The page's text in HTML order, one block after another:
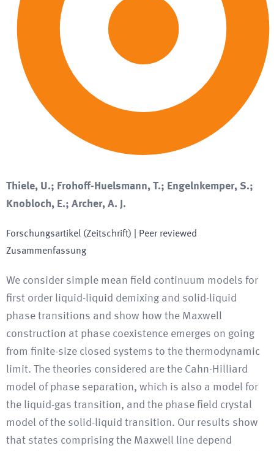
Thiele, U.; Frohoff-Huelsmann, T.; Engelnkemper, S.;
Knobloch, E.; Archer, A. J.
Forschungsartikel (Zeitschrift) | Peer reviewed
Zusammenfassung
We consider simple mean field continuum models for
first order liquid-liquid demixing and solid-liquid
phase transitions and show how the Maxwell
construction at phase coexistence emerges on going
from finite-size closed systems to the thermodynamic
limit. The theories considered are the Cahn-Hilliard
model of phase separation, which is also a model for
the liquid-gas transition, and the phase field crystal
model of the solid-liquid transition. Our results show
that states comprising the Maxwell line depend